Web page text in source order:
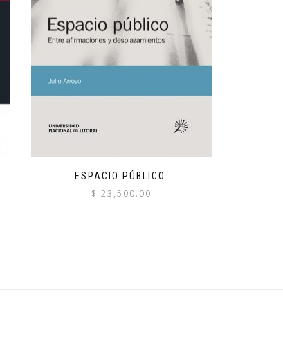
ESPACIO PÚBLICO.
$ 23,500.00